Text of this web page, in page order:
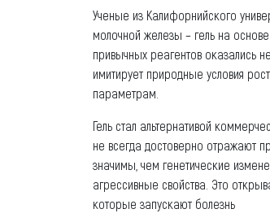
Ученые из Калифорнийского
молочной железы – гель на
привычных реагентов оказались
имитирует природные условия
параметрам.
Гель стал альтернативой
не всегда достоверно отражают
значимы, чем генетические
агрессивные свойства. Это
которые запускают болезнь